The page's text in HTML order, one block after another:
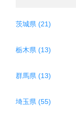
茨城県 (21)
栃木県 (13)
群馬県 (13)
埼玉県 (55)